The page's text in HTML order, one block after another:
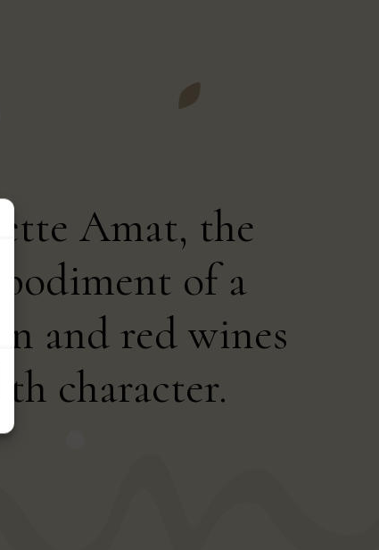
Amat, the
of a
and red wines
character.